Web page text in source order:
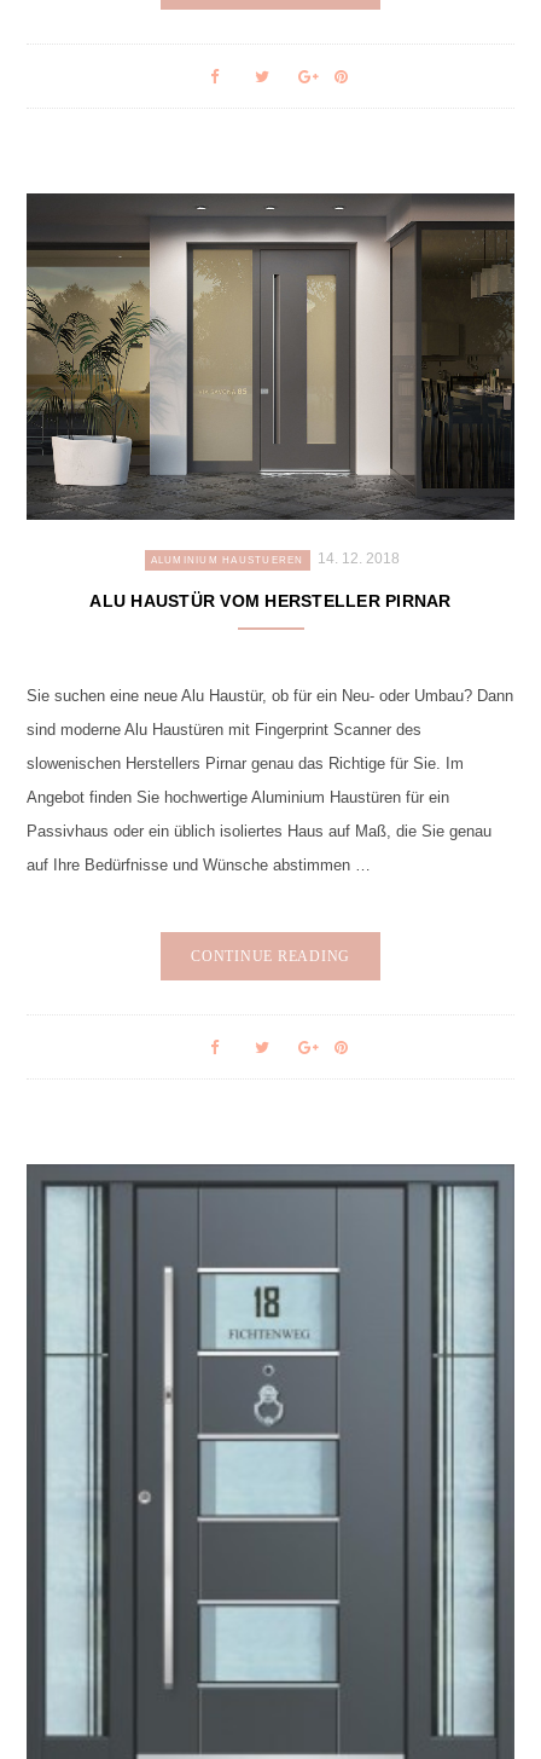
ALUMINIUM HAUSTUEREN 14. 12. 2018
ALU HAUSTÜR VOM HERSTELLER PIRNAR
Sie suchen eine neue Alu Haustür, ob für ein Neu- oder Umbau? Dann
sind moderne Alu Haustüren mit Fingerprint Scanner des
slowenischen Herstellers Pirnar genau das Richtige für Sie. Im
Angebot finden Sie hochwertige Aluminium Haustüren für ein
Passivhaus oder ein üblich isoliertes Haus auf Maß, die Sie genau
auf Ihre Bedürfnisse und Wünsche abstimmen …
CONTINUE READING